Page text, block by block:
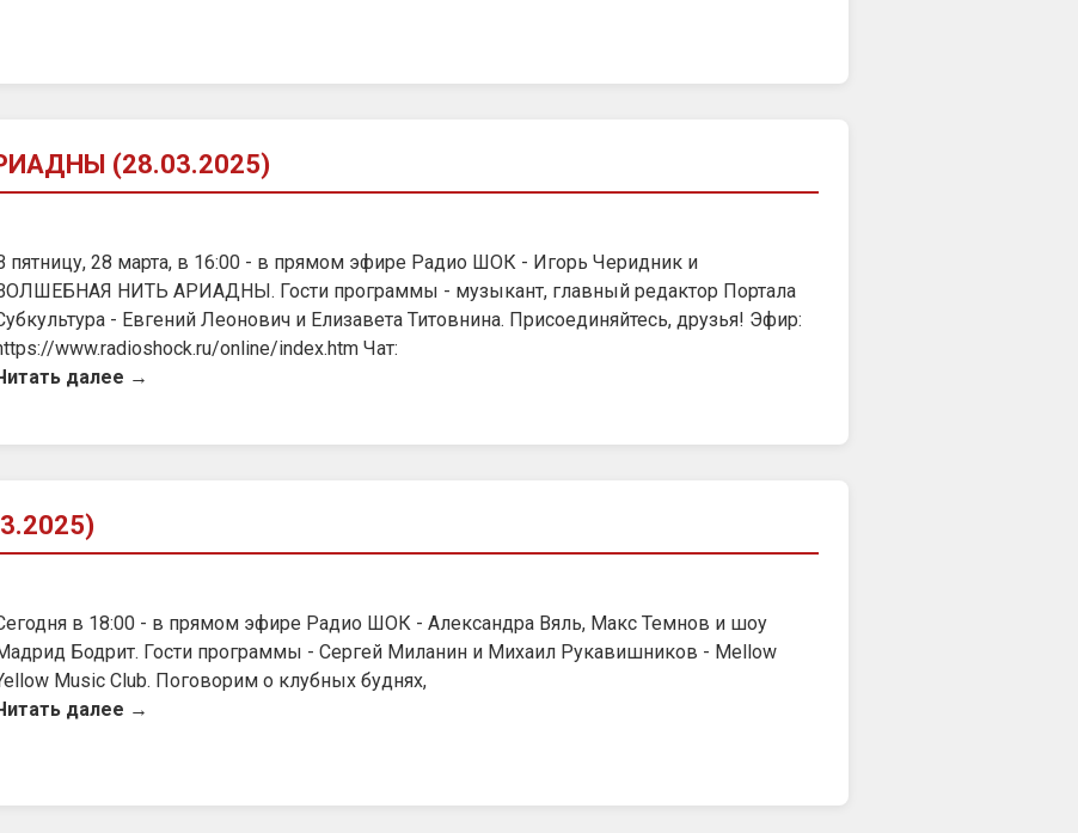
(28.03.2025)
пятницу, 28 марта, в 16:00 - в прямом эфире Радио ШОК - Игорь Черидник и
НИТЬ АРИАДНЫ. Гости программы - музыкант, главный редактор Портала
- Евгений Леонович и Елизавета Титовнина. Присоединяйтесь, друзья! Эфир:
www.radioshock.ru/online/index.htm Чат:
далее →
в 18:00 - в прямом эфире Радио ШОК - Александра Вяль, Макс Темнов и шоу
Бодрит. Гости программы - Сергей Миланин и Михаил Рукавишников - Mellow
Music Club. Поговорим о клубных буднях,
далее →